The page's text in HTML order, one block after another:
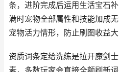
条，进阶完成后运用生活宝石
满时宠物全部属性和技能加成
宠物活力情形，防止刷图收益大
资质词条定给洗练是拉开魔剑